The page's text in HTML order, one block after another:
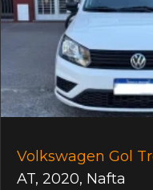
Volkswagen Gol
AT, 2020, Nafta